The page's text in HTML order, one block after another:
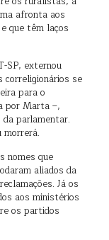
afronta aos
que têm laços
SP, externou
correligionários se
para o
por Marta –,
parlamentar.
morrerá.
nomes que
aliados da
Já os
aos ministérios
os partidos